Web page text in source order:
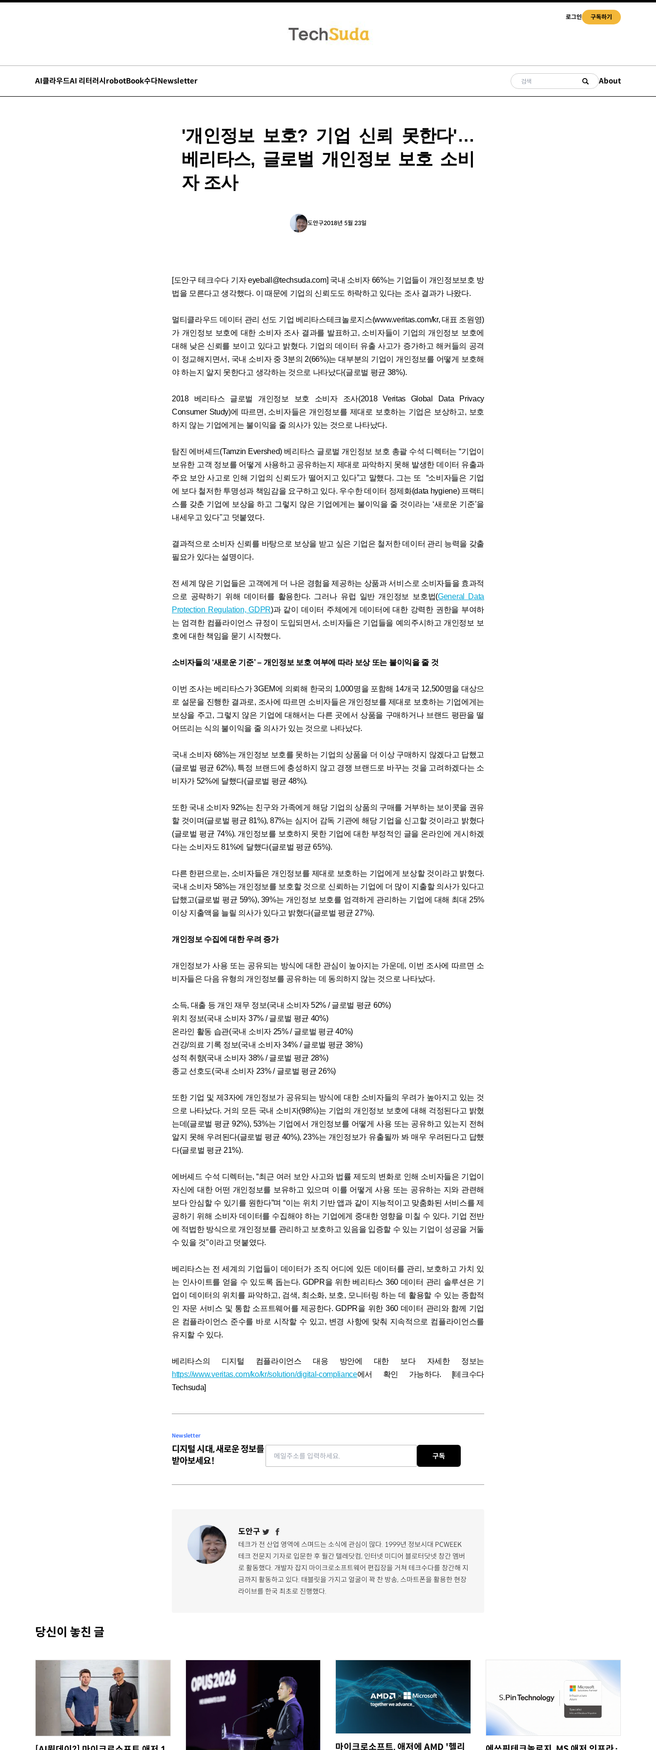
로그인 구독하기
AI클라우드AI 리터러시robotBook수다Newsletter About
'개인정보 보호? 기업 신뢰 못한다'…
베리타스, 글로벌 개인정보 보호 소비
자 조사
도안구2018년 5월 23일
[도안구 테크수다 기자 eyeball@techsuda.com] 국내 소비자 66%는 기업들이 개인정보보호 방
법을 모른다고 생각했다. 이 때문에 기업의 신뢰도도 하락하고 있다는 조사 결과가 나왔다.
멀티클라우드 데이터 관리 선도 기업 베리타스테크놀로지스(www.veritas.com/kr, 대표 조원영)
가 개인정보 보호에 대한 소비자 조사 결과를 발표하고, 소비자들이 기업의 개인정보 보호에
대해 낮은 신뢰를 보이고 있다고 밝혔다. 기업의 데이터 유출 사고가 증가하고 해커들의 공격
이 정교해지면서, 국내 소비자 중 3분의 2(66%)는 대부분의 기업이 개인정보를 어떻게 보호해
야 하는지 알지 못한다고 생각하는 것으로 나타났다(글로벌 평균 38%).
2018 베리타스 글로벌 개인정보 보호 소비자 조사(2018 Veritas Global Data Privacy
Consumer Study)에 따르면, 소비자들은 개인정보를 제대로 보호하는 기업은 보상하고, 보호
하지 않는 기업에게는 불이익을 줄 의사가 있는 것으로 나타났다.
탐진 에버셰드(Tamzin Evershed) 베리타스 글로벌 개인정보 보호 총괄 수석 디렉터는 “기업이
보유한 고객 정보를 어떻게 사용하고 공유하는지 제대로 파악하지 못해 발생한 데이터 유출과
주요 보안 사고로 인해 기업의 신뢰도가 떨어지고 있다”고 말했다. 그는 또 “소비자들은 기업
에 보다 철저한 투명성과 책임감을 요구하고 있다. 우수한 데이터 정제화(data hygiene) 프랙티
스를 갖춘 기업에 보상을 하고 그렇지 않은 기업에게는 불이익을 줄 것이라는 ‘새로운 기준’을
내세우고 있다"고 덧붙였다.
결과적으로 소비자 신뢰를 바탕으로 보상을 받고 싶은 기업은 철저한 데이터 관리 능력을 갖출
필요가 있다는 설명이다.
전 세계 많은 기업들은 고객에게 더 나은 경험을 제공하는 상품과 서비스로 소비자들을 효과적
으로 공략하기 위해 데이터를 활용한다. 그러나 유럽 일반 개인정보 보호법(General Data
Protection Regulation, GDPR)과 같이 데이터 주체에게 데이터에 대한 강력한 권한을 부여하
는 엄격한 컴플라이언스 규정이 도입되면서, 소비자들은 기업들을 예의주시하고 개인정보 보
호에 대한 책임을 묻기 시작했다.
소비자들의 ‘새로운 기준’ – 개인정보 보호 여부에 따라 보상 또는 불이익을 줄 것
이번 조사는 베리타스가 3GEM에 의뢰해 한국의 1,000명을 포함해 14개국 12,500명을 대상으
로 설문을 진행한 결과로, 조사에 따르면 소비자들은 개인정보를 제대로 보호하는 기업에게는
보상을 주고, 그렇지 않은 기업에 대해서는 다른 곳에서 상품을 구매하거나 브랜드 평판을 떨
어뜨리는 식의 불이익을 줄 의사가 있는 것으로 나타났다.
국내 소비자 68%는 개인정보 보호를 못하는 기업의 상품을 더 이상 구매하지 않겠다고 답했고
(글로벌 평균 62%), 특정 브랜드에 충성하지 않고 경쟁 브랜드로 바꾸는 것을 고려하겠다는 소
비자가 52%에 달했다(글로벌 평균 48%).
또한 국내 소비자 92%는 친구와 가족에게 해당 기업의 상품의 구매를 거부하는 보이콧을 권유
할 것이며(글로벌 평균 81%), 87%는 심지어 감독 기관에 해당 기업을 신고할 것이라고 밝혔다
(글로벌 평균 74%). 개인정보를 보호하지 못한 기업에 대한 부정적인 글을 온라인에 게시하겠
다는 소비자도 81%에 달했다(글로벌 평균 65%).
다른 한편으로는, 소비자들은 개인정보를 제대로 보호하는 기업에게 보상할 것이라고 밝혔다.
국내 소비자 58%는 개인정보를 보호할 것으로 신뢰하는 기업에 더 많이 지출할 의사가 있다고
답했고(글로벌 평균 59%), 39%는 개인정보 보호를 엄격하게 관리하는 기업에 대해 최대 25%
이상 지출액을 늘릴 의사가 있다고 밝혔다(글로벌 평균 27%).
개인정보 수집에 대한 우려 증가
개인정보가 사용 또는 공유되는 방식에 대한 관심이 높아지는 가운데, 이번 조사에 따르면 소
비자들은 다음 유형의 개인정보를 공유하는 데 동의하지 않는 것으로 나타났다.
소득, 대출 등 개인 재무 정보(국내 소비자 52% / 글로벌 평균 60%)
위치 정보(국내 소비자 37% / 글로벌 평균 40%)
온라인 활동 습관(국내 소비자 25% / 글로벌 평균 40%)
건강/의료 기록 정보(국내 소비자 34% / 글로벌 평균 38%)
성적 취향(국내 소비자 38% / 글로벌 평균 28%)
종교 선호도(국내 소비자 23% / 글로벌 평균 26%)
또한 기업 및 제3자에 개인정보가 공유되는 방식에 대한 소비자들의 우려가 높아지고 있는 것
으로 나타났다. 거의 모든 국내 소비자(98%)는 기업의 개인정보 보호에 대해 걱정된다고 밝혔
는데(글로벌 평균 92%), 53%는 기업에서 개인정보를 어떻게 사용 또는 공유하고 있는지 전혀
알지 못해 우려된다(글로벌 평균 40%), 23%는 개인정보가 유출될까 봐 매우 우려된다고 답했
다(글로벌 평균 21%).
에버셰드 수석 디렉터는, “최근 여러 보안 사고와 법률 제도의 변화로 인해 소비자들은 기업이
자신에 대한 어떤 개인정보를 보유하고 있으며 이를 어떻게 사용 또는 공유하는 지와 관련해
보다 안심할 수 있기를 원한다”며 “이는 위치 기반 앱과 같이 지능적이고 맞춤화된 서비스를 제
공하기 위해 소비자 데이터를 수집해야 하는 기업에게 중대한 영향을 미칠 수 있다. 기업 전반
에 적법한 방식으로 개인정보를 관리하고 보호하고 있음을 입증할 수 있는 기업이 성공을 거둘
수 있을 것"이라고 덧붙였다.
베리타스는 전 세계의 기업들이 데이터가 조직 어디에 있든 데이터를 관리, 보호하고 가치 있
는 인사이트를 얻을 수 있도록 돕는다. GDPR을 위한 베리타스 360 데이터 관리 솔루션은 기
업이 데이터의 위치를 파악하고, 검색, 최소화, 보호, 모니터링 하는 데 활용할 수 있는 종합적
인 자문 서비스 및 통합 소프트웨어를 제공한다. GDPR을 위한 360 데이터 관리와 함께 기업
은 컴플라이언스 준수를 바로 시작할 수 있고, 변경 사항에 맞춰 지속적으로 컴플라이언스를
유지할 수 있다.
베리타스의 디지털 컴플라이언스 대응 방안에 대한 보다 자세한 정보는
https://www.veritas.com/ko/kr/solution/digital-compliance에서 확인 가능하다. [테크수다
Techsuda]
Newsletter
디지털 시대, 새로운 정보를
받아보세요!
구독
도안구
테크가 전 산업 영역에 스며드는 소식에 관심이 많다. 1999년 정보시대 PCWEEK
테크 전문지 기자로 입문한 후 월간 텔레닷컴, 인터넷 미디어 블로터닷넷 창간 멤버
로 활동했다. 개발자 잡지 마이크로소프트웨어 편집장을 거쳐 테크수다를 창간해 지
금까지 활동하고 있다. 태블릿을 가지고 얼굴이 꽉 찬 방송, 스마트폰을 활용한 현장
라이브를 한국 최초로 진행했다.
당신이 놓친 글
마이크로소프트, 애저에 AMD '헬리